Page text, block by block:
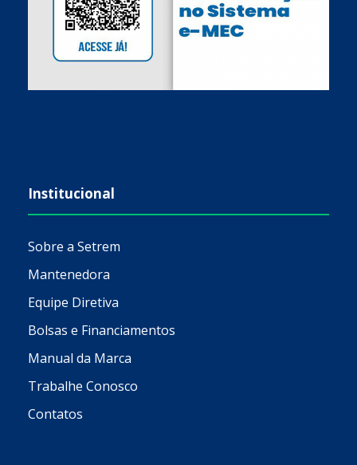
Institucional
Sobre a Setrem
Mantenedora
Equipe Diretiva
Bolsas e Financiamentos
Manual da Marca
Trabalhe Conosco
Contatos